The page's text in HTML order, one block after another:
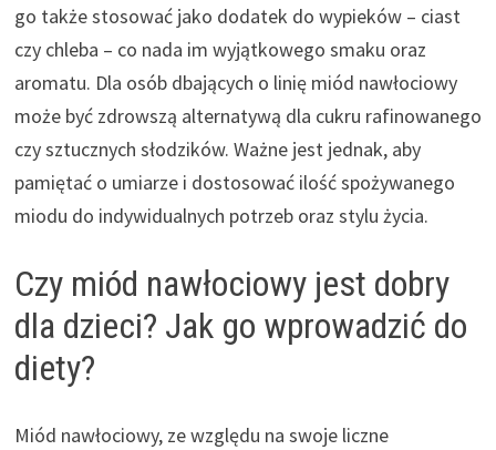
go także stosować jako dodatek do wypieków – ciast
czy chleba – co nada im wyjątkowego smaku oraz
aromatu. Dla osób dbających o linię miód nawłociowy
może być zdrowszą alternatywą dla cukru rafinowanego
czy sztucznych słodzików. Ważne jest jednak, aby
pamiętać o umiarze i dostosować ilość spożywanego
miodu do indywidualnych potrzeb oraz stylu życia.
Czy miód nawłociowy jest dobry
dla dzieci? Jak go wprowadzić do
diety?
Miód nawłociowy, ze względu na swoje liczne